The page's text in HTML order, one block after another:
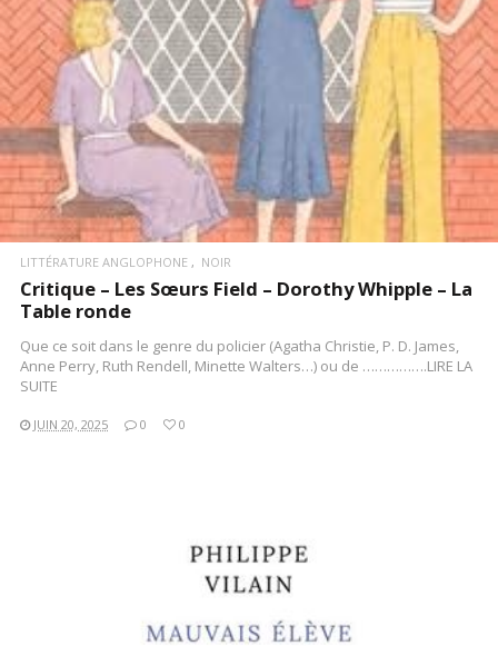
LITTÉRATURE ANGLOPHONE NOIR
Critique – Les Sœurs Field – Dorothy Whipple – La
Table ronde
Que ce soit dans le genre du policier (Agatha Christie, P. D. James,
Anne Perry, Ruth Rendell, Minette Walters…) ou de …………….LIRE LA
SUITE
JUIN 20, 2025 0 0